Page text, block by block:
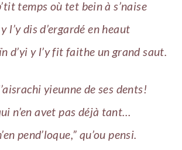
temps où tet bein à s’naise
l’y dis d’ergardé en heaut
d’yi y l’y fit faithe un grand saut.
yieunne de ses dents!
n’en avet pas déjà tant…
pend’loque,” qu’ou pensi.